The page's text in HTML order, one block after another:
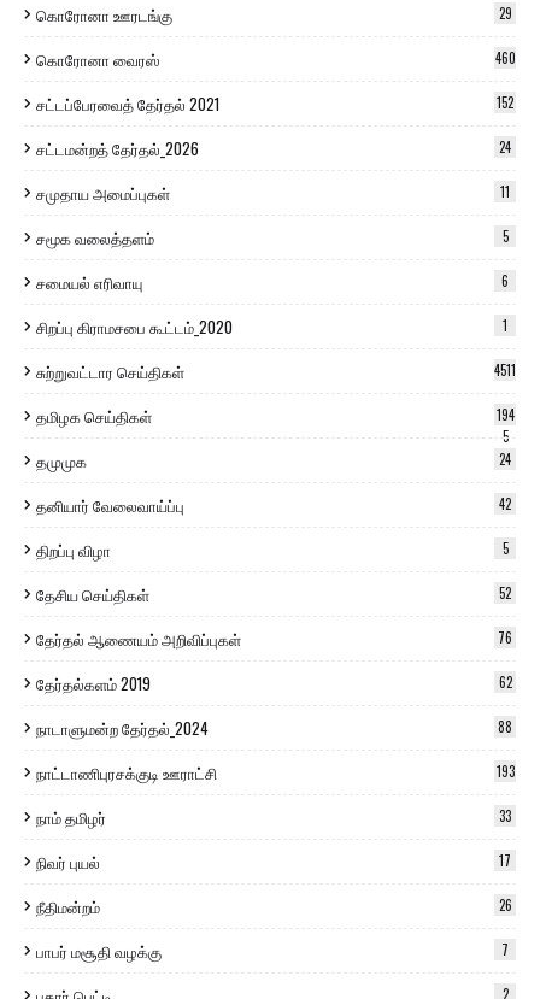
கொரோனா ஊரடங்கு 29
கொரோனா வைரஸ் 460
சட்டப்பேரவைத் தேர்தல் 2021 152
சட்டமன்றத் தேர்தல்_2026 24
சமுதாய அமைப்புகள் 11
சமூக வலைத்தளம் 5
சமையல் எரிவாயு 6
சிறப்பு கிராமசபை கூட்டம்_2020 1
சுற்றுவட்டார செய்திகள் 4511
தமிழக செய்திகள்
194
5
தமுமுக 24
தனியார் வேலைவாய்ப்பு 42
திறப்பு விழா 5
தேசிய செய்திகள் 52
தேர்தல் ஆணையம் அறிவிப்புகள் 76
தேர்தல்களம் 2019 62
நாடாளுமன்ற தேர்தல்_2024 88
நாட்டாணிபுரசக்குடி ஊராட்சி 193
நாம் தமிழர் 33
நிவர் புயல் 17
நீதிமன்றம் 26
பாபர் மசூதி வழக்கு 7
2